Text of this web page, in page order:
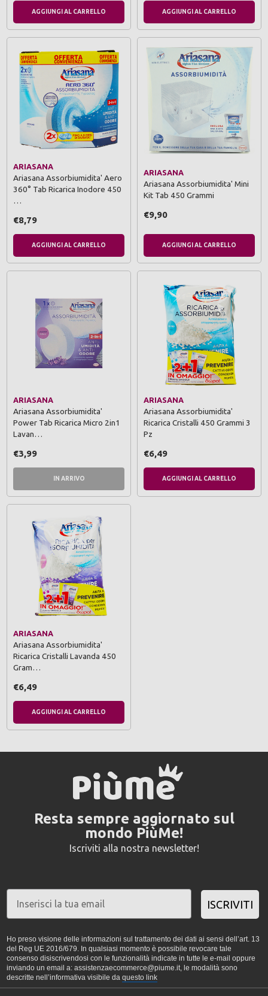
AGGIUNGI AL CARRELLO AGGIUNGI AL CARRELLO
ARIASANA
Ariasana Assorbiumidita' Aero
360° Tab Ricarica Inodore 450
…
€8,79
AGGIUNGI AL CARRELLO
ARIASANA
Ariasana Assorbiumidita' Mini
Kit Tab 450 Grammi
€9,90
AGGIUNGI AL CARRELLO
ARIASANA
Ariasana Assorbiumidita'
Power Tab Ricarica Micro 2in1
Lavan…
€3,99
IN ARRIVO
ARIASANA
Ariasana Assorbiumidita'
Ricarica Cristalli 450 Grammi 3
Pz
€6,49
AGGIUNGI AL CARRELLO
ARIASANA
Ariasana Assorbiumidita'
Ricarica Cristalli Lavanda 450
Gram…
€6,49
AGGIUNGI AL CARRELLO
Resta sempre aggiornato sul
mondo PiùMe!
Iscriviti alla nostra newsletter!
ISCRIVITI
Ho preso visione delle informazioni sul trattamento dei dati ai sensi dell’art. 13
del Reg UE 2016/679. In qualsiasi momento è possibile revocare tale
consenso disiscrivendosi con le funzionalità indicate in tutte le e-mail oppure
inviando un email a: assistenzaecommerce@piume.it, le modalità sono
descritte nell’informativa visibile da questo link